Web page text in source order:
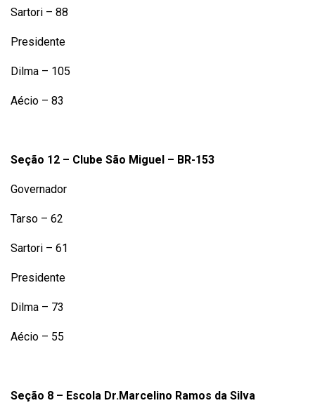
Sartori – 88
Presidente
Dilma – 105
Aécio – 83
Seção 12 – Clube São Miguel – BR-153
Governador
Tarso – 62
Sartori – 61
Presidente
Dilma – 73
Aécio – 55
Seção 8 – Escola Dr.Marcelino Ramos da Silva